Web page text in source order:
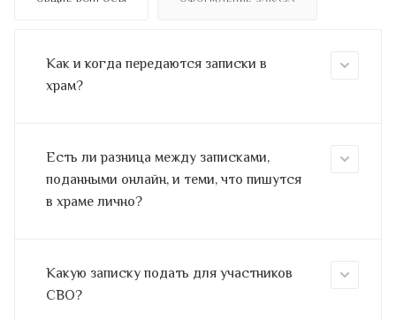
Как и когда передаются записки в
храм?
Есть ли разница между записками,
поданными онлайн, и теми, что пишутся
в храме лично?
Какую записку подать для участников
СВО?